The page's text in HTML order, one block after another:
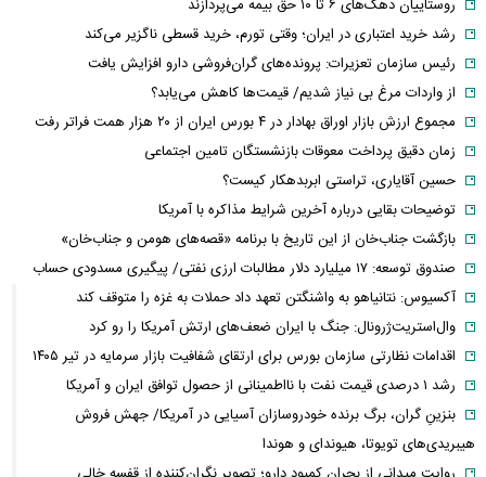
روستاییان دهک‌های ۶ تا ۱۰ حق بیمه می‌پردازند
رشد خرید اعتباری در ایران؛ وقتی تورم، خرید قسطی ناگزیر می‌کند
رئیس سازمان تعزیرات: پرونده‌های گران‌فروشی دارو افزایش یافت
از واردات مرغ بی نیاز شدیم/ قیمت‌ها کاهش می‌یابد؟
مجموع ارزش بازار اوراق بهادار در ۴ بورس ایران از ۲۰ هزار همت فراتر رفت
زمان دقیق پرداخت معوقات بازنشستگان تامین اجتماعی
حسین آقایاری، تراستی ابربدهکار کیست؟
توضیحات بقایی درباره آخرین شرایط مذاکره با آمریکا
بازگشت جناب‌خان از این تاریخ با برنامه «قصه‌های هومن و جناب‌خان»
صندوق توسعه: ۱۷ میلیارد دلار مطالبات ارزی نفتی/ پیگیری مسدودی حساب
آکسیوس: نتانیاهو به واشنگتن تعهد داد حملات به غزه را متوقف کند
وال‌استریت‌ژرونال: جنگ با ایران ضعف‌های ارتش آمریکا را رو کرد
اقدامات نظارتی سازمان بورس برای ارتقای شفافیت بازار سرمایه در تیر ۱۴۰۵
رشد ۱ درصدی قیمت نفت با نااطمینانی از حصول توافق ایران و آمریکا
بنزینِ گران، برگ برنده خودروسازان آسیایی در آمریکا/ جهش فروش
هیبریدی‌های تویوتا، هیوندای و هوندا